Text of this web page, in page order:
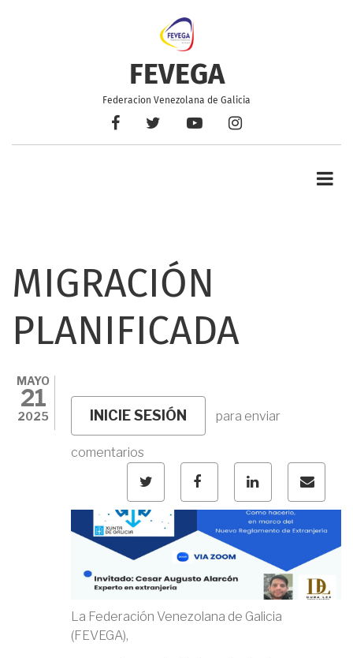
FEVEGA
Federacion Venezolana de Galicia
FacebookTwitterYouTubeInstagram
MIGRACIÓN
PLANIFICADA
MAYO
21
2025 INICIE SESIÓN para enviar
comentarios
TWITTERFACEBOOKLINKED
IN
La Federación Venezolana de Galicia
(FEVEGA),